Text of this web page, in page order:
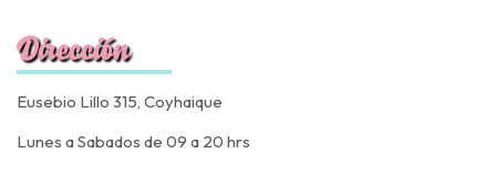
Dirección
Eusebio Lillo 315, Coyhaique
Lunes a Sabados de 09 a 20 hrs